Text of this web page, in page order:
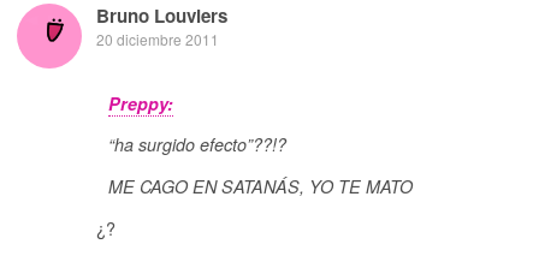
Bruno Louviers
20 diciembre 2011
Preppy:
“ha surgido efecto”??!?
ME CAGO EN SATANÁS, YO TE MATO
¿?